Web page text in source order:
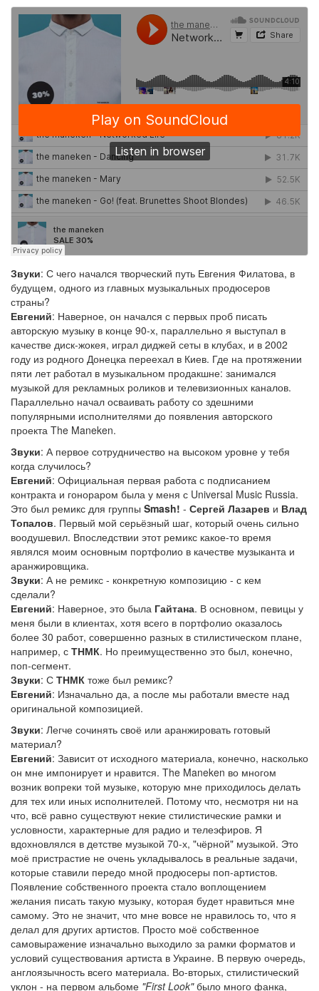
Звуки: С чего начался творческий путь Евгения Филатова, в
будущем, одного из главных музыкальных продюсеров
страны?
Евгений: Наверное, он начался с первых проб писать
авторскую музыку в конце 90-х, параллельно я выступал в
качестве диск-жокея, играл диджей сеты в клубах, и в 2002
году из родного Донецка переехал в Киев. Где на протяжении
пяти лет работал в музыкальном продакшне: занимался
музыкой для рекламных роликов и телевизионных каналов.
Параллельно начал осваивать работу со здешними
популярными исполнителями до появления авторского
проекта The Maneken.
Звуки: А первое сотрудничество на высоком уровне у тебя
когда случилось?
Евгений: Официальная первая работа с подписанием
контракта и гонораром была у меня с Universal Music Russia.
Это был ремикс для группы Smash! - Сергей Лазарев и Влад
Топалов. Первый мой серьёзный шаг, который очень сильно
воодушевил. Впоследствии этот ремикс какое-то время
являлся моим основным портфолио в качестве музыканта и
аранжировщика.
Звуки: А не ремикс - конкретную композицию - с кем
сделали?
Евгений: Наверное, это была Гайтана. В основном, певицы у
меня были в клиентах, хотя всего в портфолио оказалось
более 30 работ, совершенно разных в стилистическом плане,
например, с ТНМК. Но преимущественно это был, конечно,
поп-сегмент.
Звуки: С ТНМК тоже был ремикс?
Евгений: Изначально да, а после мы работали вместе над
оригинальной композицией.
Звуки: Легче сочинять своё или аранжировать готовый
материал?
Евгений: Зависит от исходного материала, конечно, насколько
он мне импонирует и нравится. The Maneken во многом
возник вопреки той музыке, которую мне приходилось делать
для тех или иных исполнителей. Потому что, несмотря ни на
что, всё равно существуют некие стилистические рамки и
условности, характерные для радио и телеэфиров. Я
вдохновлялся в детстве музыкой 70-х, "чёрной" музыкой. Это
моё пристрастие не очень укладывалось в реальные задачи,
которые ставили передо мной продюсеры поп-артистов.
Появление собственного проекта стало воплощением
желания писать такую музыку, которая будет нравиться мне
самому. Это не значит, что мне вовсе не нравилось то, что я
делал для других артистов. Просто моё собственное
самовыражение изначально выходило за рамки форматов и
условий существования артиста в Украине. В первую очередь,
англоязычность всего материала. Во-вторых, стилистический
уклон - на первом альбоме "First Look"было много фанка,